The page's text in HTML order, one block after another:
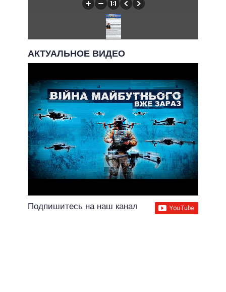
АКТУАЛЬНОЕ ВИДЕО
Подпишитесь на наш канал